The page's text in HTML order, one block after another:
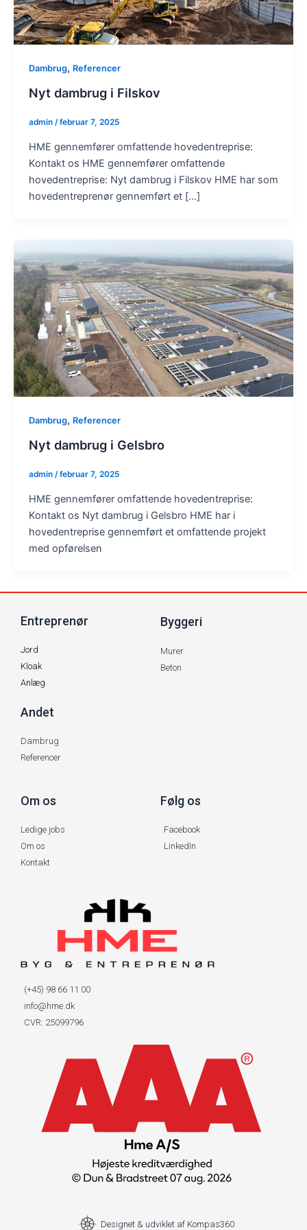
Dambrug, Referencer
Nyt dambrug i Filskov
admin /februar 7, 2025
HME gennemfører omfattende hovedentreprise:
Kontakt os HME gennemfører omfattende
hovedentreprise: Nyt dambrug i Filskov HME har som
hovedentreprenør gennemført et […]
Dambrug, Referencer
Nyt dambrug i Gelsbro
admin /februar 7, 2025
HME gennemfører omfattende hovedentreprise:
Kontakt os Nyt dambrug i Gelsbro HME har i
hovedentreprise gennemført et omfattende projekt
med opførelsen
Entreprenør
Jord
Kloak
Anlæg
Byggeri
Murer
Beton
Andet
Dambrug
Referencer
Om os
Ledige jobs
Om os
Kontakt
Følg os
Facebook
LinkedIn
(+45) 98 66 11 00
info@hme.dk
CVR: 25099796
Designet & udviklet af Kompas360